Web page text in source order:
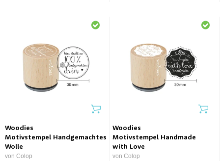
Woodies
Motivstempel Handgemachtes
Wolle
von Colop
Woodies
Motivstempel Handmade
with Love
von Colop